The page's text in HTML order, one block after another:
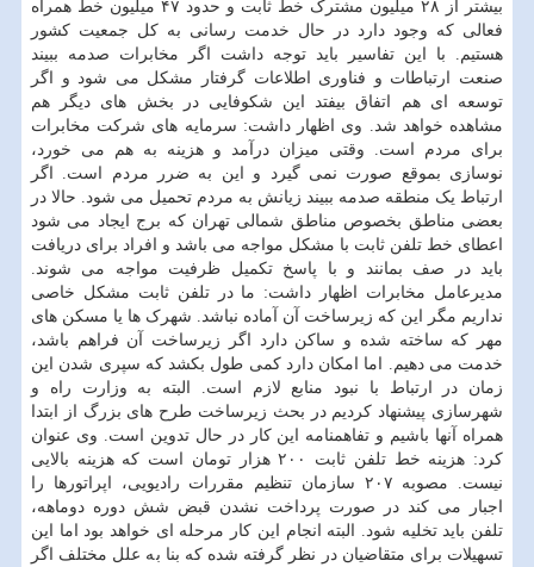
بیشتر از ۲۸ میلیون مشترک خط ثابت و حدود ۴۷ میلیون خط همراه
فعالی که وجود دارد در حال خدمت رسانی به کل جمعیت کشور
هستیم. با این تفاسیر باید توجه داشت اگر مخابرات صدمه ببیند
صنعت ارتباطات و فناوری اطلاعات گرفتار مشکل می شود و اگر
توسعه ای هم اتفاق بیفتد این شکوفایی در بخش های دیگر هم
مشاهده خواهد شد. وی اظهار داشت: سرمایه های شرکت مخابرات
برای مردم است. وقتی میزان درآمد و هزینه به هم می خورد،
نوسازی بموقع صورت نمی گیرد و این به ضرر مردم است. اگر
ارتباط یک منطقه صدمه ببیند زیانش به مردم تحمیل می شود. حالا در
بعضی مناطق بخصوص مناطق شمالی تهران که برج ایجاد می شود
اعطای خط تلفن ثابت با مشکل مواجه می باشد و افراد برای دریافت
باید در صف بمانند و با پاسخ تکمیل ظرفیت مواجه می شوند.
مدیرعامل مخابرات اظهار داشت: ما در تلفن ثابت مشکل خاصی
نداریم مگر این که زیرساخت آن آماده نباشد. شهرک ها یا مسکن های
مهر که ساخته شده و ساکن دارد اگر زیرساخت آن فراهم باشد،
خدمت می دهیم. اما امکان دارد کمی طول بکشد که سپری شدن این
زمان در ارتباط با نبود منابع لازم است. البته به وزارت راه و
شهرسازی پیشنهاد کردیم در بحث زیرساخت طرح های بزرگ از ابتدا
همراه آنها باشیم و تفاهمنامه این کار در حال تدوین است. وی عنوان
کرد: هزینه خط تلفن ثابت ۲۰۰ هزار تومان است که هزینه بالایی
نیست. مصوبه ۲۰۷ سازمان تنظیم مقررات رادیویی، اپراتورها را
اجبار می کند در صورت پرداخت نشدن قبض شش دوره دوماهه،
تلفن باید تخلیه شود. البته انجام این کار مرحله ای خواهد بود اما این
تسهیلات برای متقاضیان در نظر گرفته شده که بنا به علل مختلف اگر